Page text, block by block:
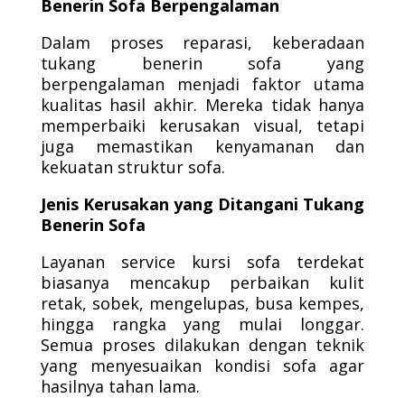
Benerin Sofa Berpengalaman
Dalam proses reparasi, keberadaan
tukang benerin sofa yang
berpengalaman menjadi faktor utama
kualitas hasil akhir. Mereka tidak hanya
memperbaiki kerusakan visual, tetapi
juga memastikan kenyamanan dan
kekuatan struktur sofa.
Jenis Kerusakan yang Ditangani Tukang
Benerin Sofa
Layanan service kursi sofa terdekat
biasanya mencakup perbaikan kulit
retak, sobek, mengelupas, busa kempes,
hingga rangka yang mulai longgar.
Semua proses dilakukan dengan teknik
yang menyesuaikan kondisi sofa agar
hasilnya tahan lama.